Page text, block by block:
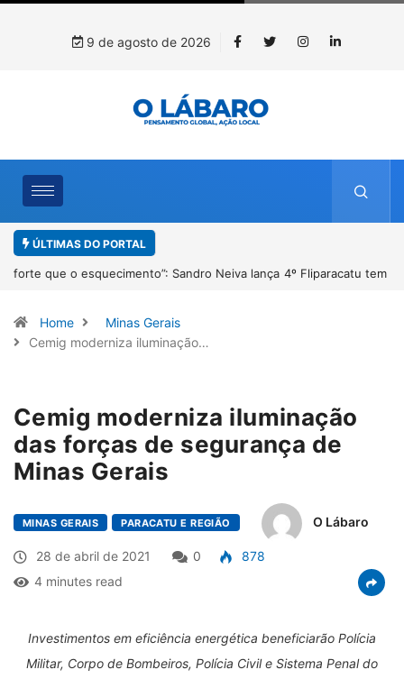
9 de agosto de 2026
ÚLTIMAS DO PORTAL
4º Fliparacatu tem inscrições abertas para o Prêmio de Redação e
Home
Minas Gerais
Cemig moderniza iluminação…
Cemig moderniza iluminação
das forças de segurança de
Minas Gerais
MINAS GERAIS PARACATU E REGIÃO O Lábaro
28 de abril de 2021 0
878
4 minutes read
Investimentos em eficiência energética beneficiarão Polícia
Militar, Corpo de Bombeiros, Polícia Civil e Sistema Penal do